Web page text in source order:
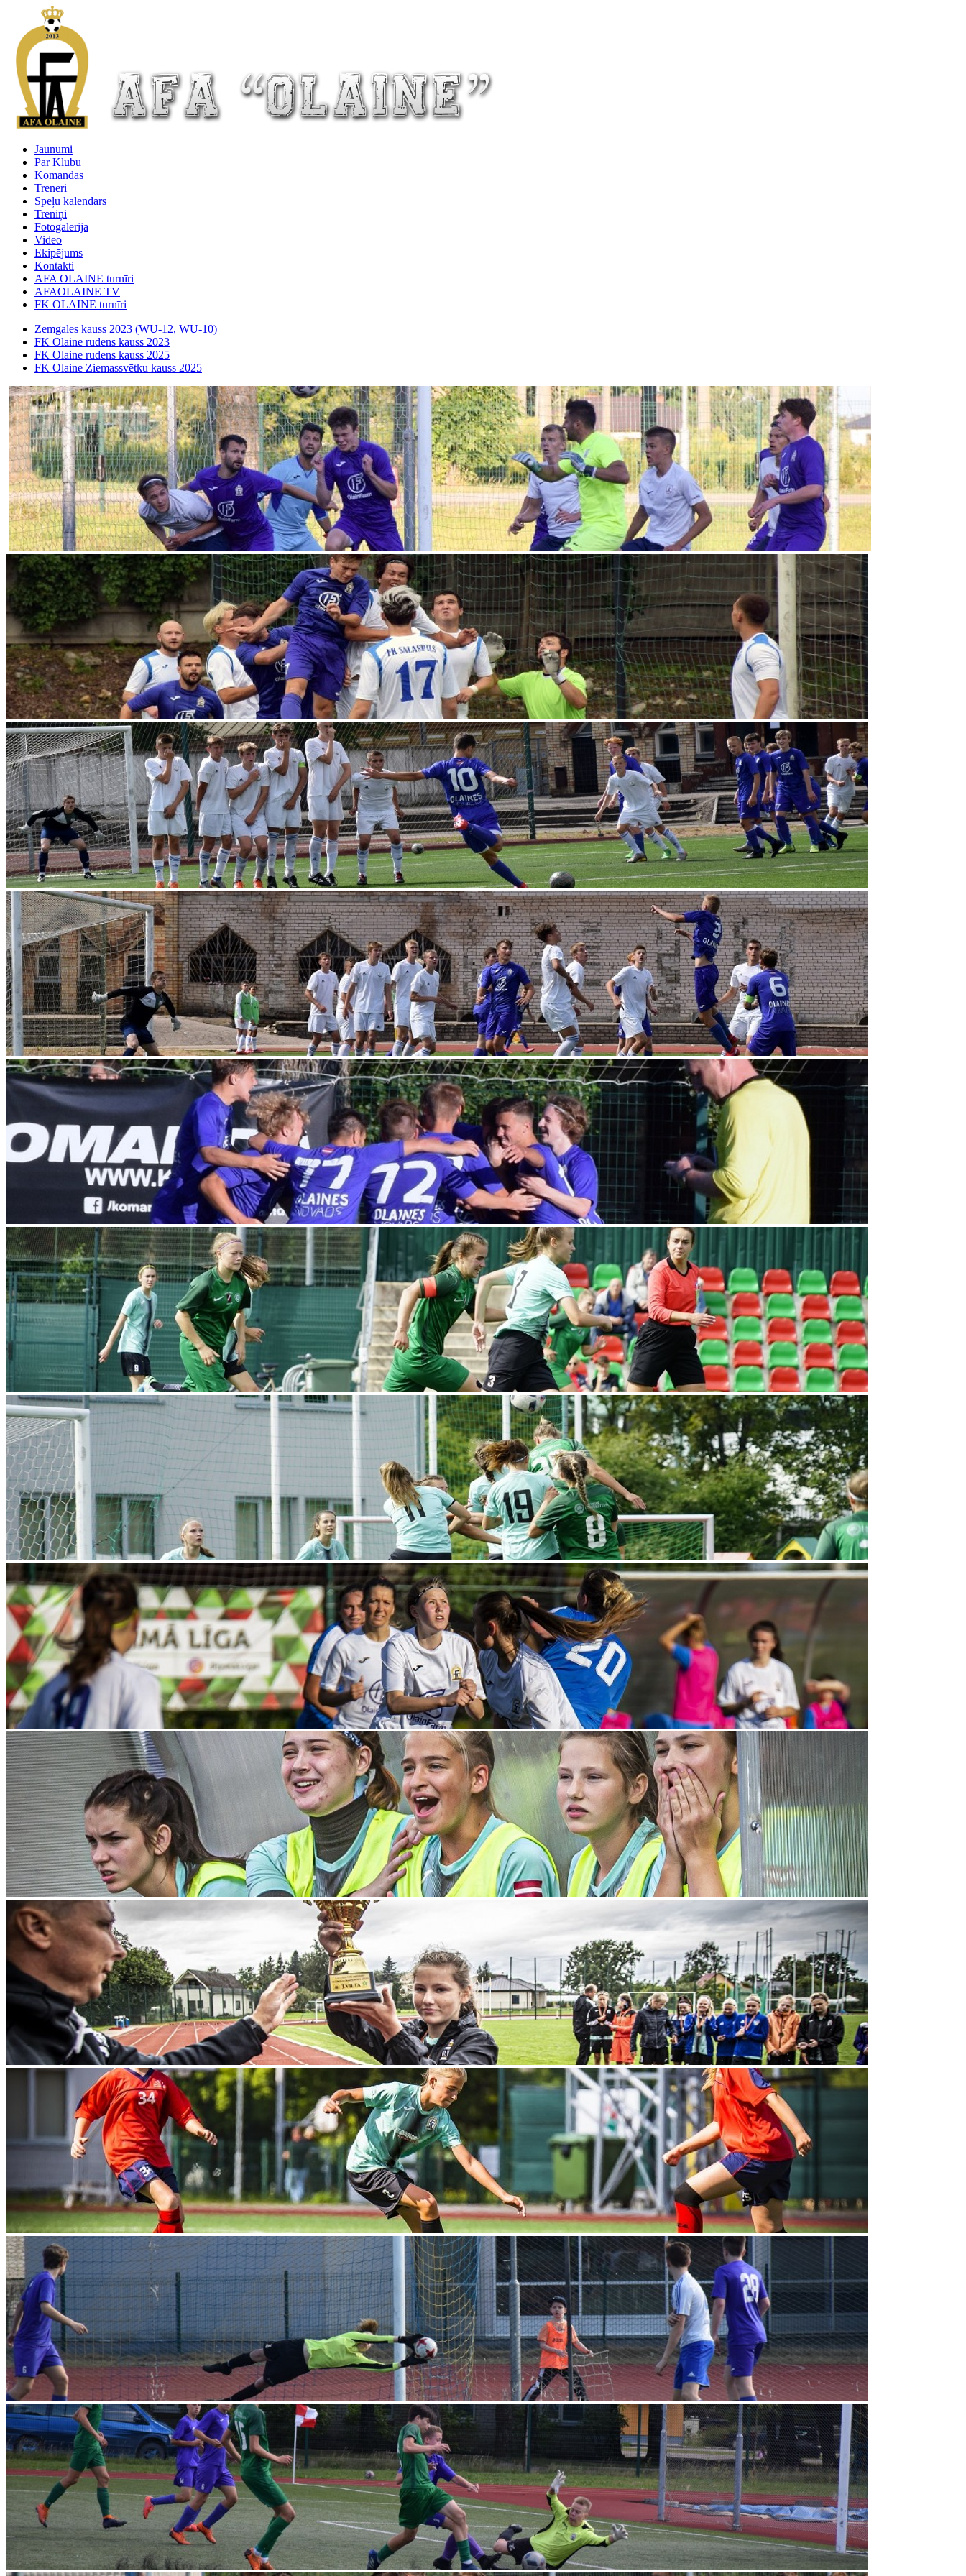
Jaunumi
Par Klubu
Komandas
Treneri
Spēļu kalendārs
Treniņi
Fotogalerija
Video
Ekipējums
Kontakti
AFA OLAINE turnīri
AFAOLAINE TV
FK OLAINE turnīri
Zemgales kauss 2023 (WU-12, WU-10)
FK Olaine rudens kauss 2023
FK Olaine rudens kauss 2025
FK Olaine Ziemassvētku kauss 2025